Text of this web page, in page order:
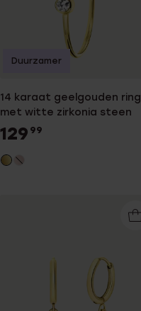
14 karaat geelgouden ring
met witte zirkonia steen
129 99
Duurzamer